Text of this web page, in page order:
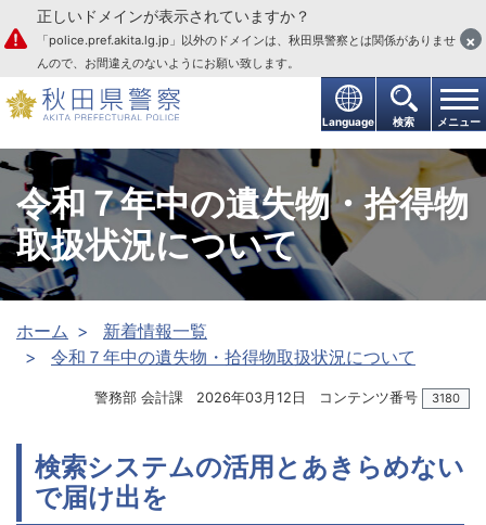
本文へ
Language 検索 メニュー
正しいドメインが表示されていますか？
「police.pref.akita.lg.jp」以外のドメインは、秋田県警察とは関係がありませ
んので、お間違えのないようにお願い致します。
×
令和７年中の遺失物・拾得物
取扱状況について
ホーム
新着情報一覧
令和７年中の遺失物・拾得物取扱状況について
警務部 会計課 2026年03月12日 コンテンツ番号 3180
検索システムの活用とあきらめない
で届け出を